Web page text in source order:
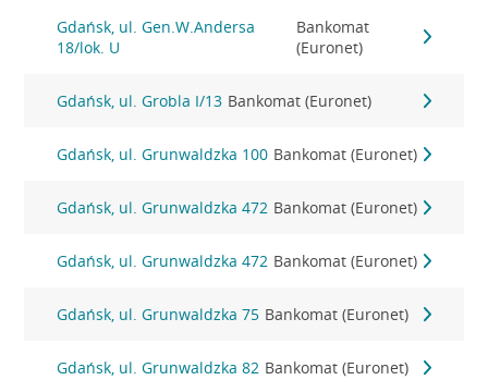
Gdańsk, ul. Gen.W.Andersa
18/lok. U
Bankomat
(Euronet)
Gdańsk, ul. Grobla I/13 Bankomat (Euronet)
Gdańsk, ul. Grunwaldzka 100 Bankomat (Euronet)
Gdańsk, ul. Grunwaldzka 472 Bankomat (Euronet)
Gdańsk, ul. Grunwaldzka 472 Bankomat (Euronet)
Gdańsk, ul. Grunwaldzka 75 Bankomat (Euronet)
Gdańsk, ul. Grunwaldzka 82 Bankomat (Euronet)